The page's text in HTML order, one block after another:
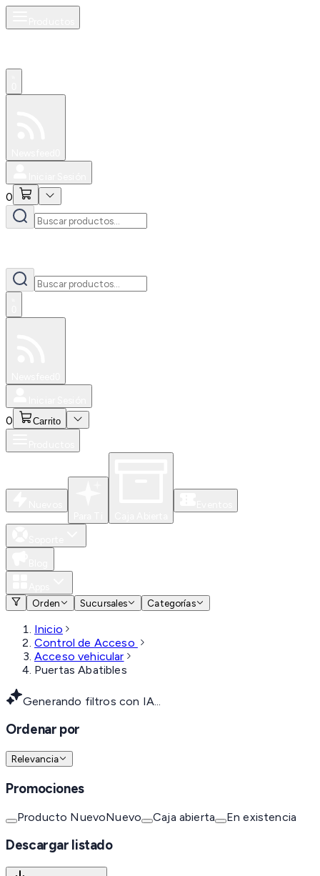
0
0 Carrito
Orden
Sucursales Categorías
Inicio
Control de Acceso
Acceso vehicular
Puertas Abatibles
Generando filtros con IA...
Ordenar por
Relevancia
Promociones
Producto NuevoNuevo Caja abierta En existencia
Descargar listado